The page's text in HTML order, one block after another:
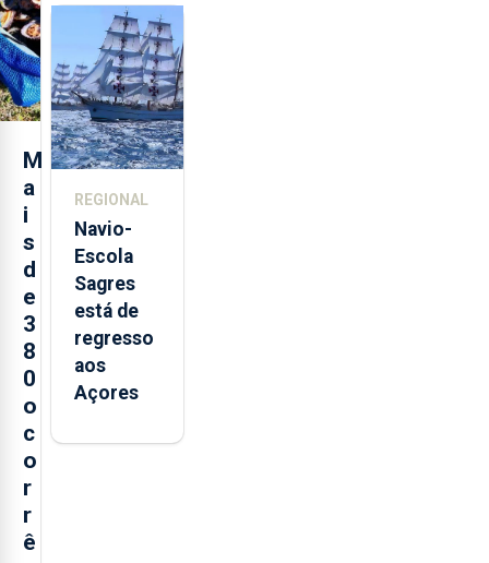
M
a
i
s
d
e
3
8
0
o
c
o
r
r
ê
feira nova
loja em
São
Sebastião
e cria 30
postos de
REGIONAL
Navio-
Escola
Sagres
está de
regresso
aos
Açores